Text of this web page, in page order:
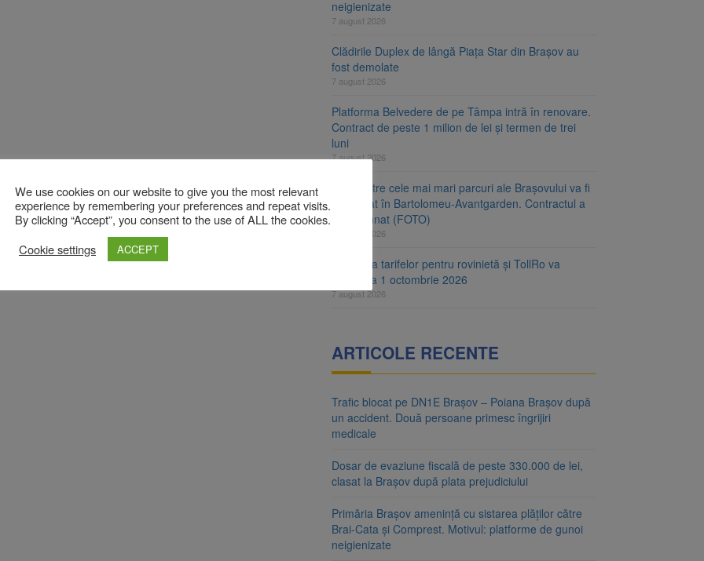
neigienizate
7 august 2026
Clădirile Duplex de lângă Piața Star din Brașov au
fost demolate
7 august 2026
Platforma Belvedere de pe Tâmpa intră în renovare.
Contract de peste 1 milion de lei și termen de trei
luni
7 august 2026
Unul dintre cele mai mari parcuri ale Brașovului va fi
amenajat în Bartolomeu-Avantgarden. Contractul a
fost semnat (FOTO)
7 august 2026
Aplicarea tarifelor pentru rovinietă și TollRo va
începe la 1 octombrie 2026
7 august 2026
ARTICOLE RECENTE
Trafic blocat pe DN1E Brașov – Poiana Brașov după
un accident. Două persoane primesc îngrijiri
medicale
Dosar de evaziune fiscală de peste 330.000 de lei,
clasat la Brașov după plata prejudiciului
Primăria Brașov amenință cu sistarea plăților către
Brai-Cata și Comprest. Motivul: platforme de gunoi
neigienizate
We use cookies on our website to give you the most relevant
experience by remembering your preferences and repeat visits.
By clicking “Accept”, you consent to the use of ALL the cookies.
Cookie settings
ACCEPT